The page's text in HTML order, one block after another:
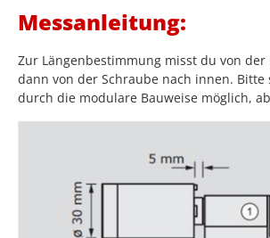
Messanleitung:
Zur Längenbestimmung misst du von
dann von der Schraube nach innen.
durch die modulare Bauweise möglich,